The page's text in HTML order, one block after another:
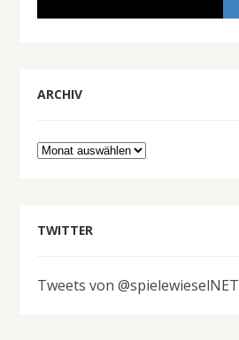
ARCHIV
Archiv
TWITTER
Tweets von @spielewieselNET